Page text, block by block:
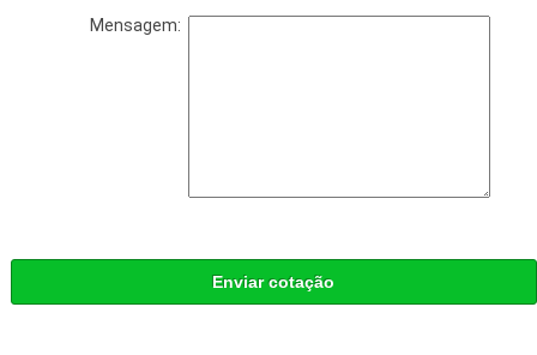
Mensagem:
Enviar cotação